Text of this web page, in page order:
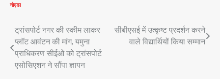
नोएडा
Post
navigation
ट्रांसपोर्ट नगर की स्कीम लाकर
प्लॉट आवंटन की मांग, यमुना
प्राधिकरण सीईओ को ट्रांसपोर्ट
एसोसिएशन ने सौंपा ज्ञापन
सीबीएसई में उत्कृष्ट प्रदर्शन करने
वाले विद्यार्थियों किया सम्मान